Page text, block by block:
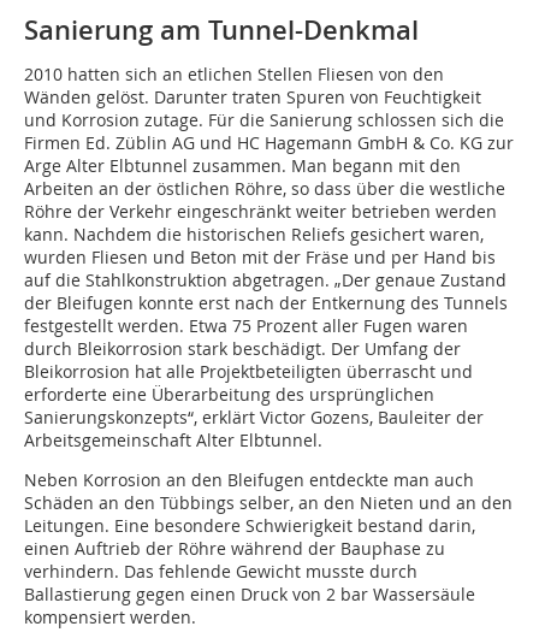
Sanierung am Tunnel-Denkmal
2010 hatten sich an etlichen Stellen Fliesen von den
Wänden gelöst. Darunter traten Spuren von Feuchtigkeit
und Korrosion zutage. Für die Sanierung schlossen sich die
Firmen Ed. Züblin AG und HC Hagemann GmbH & Co. KG zur
Arge Alter Elbtunnel zusammen. Man begann mit den
Arbeiten an der östlichen Röhre, so dass über die westliche
Röhre der Verkehr eingeschränkt weiter betrieben werden
kann. Nachdem die historischen Reliefs gesichert waren,
wurden Fliesen und Beton mit der Fräse und per Hand bis
auf die Stahlkonstruktion abgetragen. „Der genaue Zustand
der Bleifugen konnte erst nach der Entkernung des Tunnels
festgestellt werden. Etwa 75 Prozent aller Fugen waren
durch Bleikorrosion stark beschädigt. Der Umfang der
Bleikorrosion hat alle Projektbeteiligten überrascht und
erforderte eine Überarbeitung des ursprünglichen
Sanierungskonzepts“, erklärt Victor Gozens, Bauleiter der
Arbeitsgemeinschaft Alter Elbtunnel.
Neben Korrosion an den Bleifugen entdeckte man auch
Schäden an den Tübbings selber, an den Nieten und an den
Leitungen. Eine besondere Schwierigkeit bestand darin,
einen Auftrieb der Röhre während der Bauphase zu
verhindern. Das fehlende Gewicht musste durch
Ballastierung gegen einen Druck von 2 bar Wassersäule
kompensiert werden.